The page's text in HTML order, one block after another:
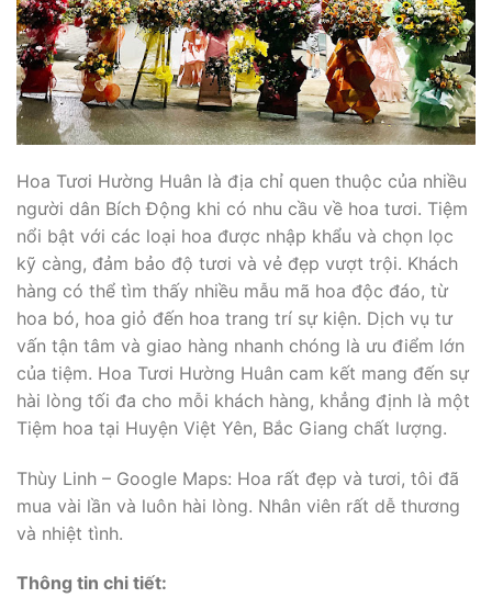
Hoa Tươi Hường Huân là địa chỉ quen thuộc của nhiều
người dân Bích Động khi có nhu cầu về hoa tươi. Tiệm
nổi bật với các loại hoa được nhập khẩu và chọn lọc
kỹ càng, đảm bảo độ tươi và vẻ đẹp vượt trội. Khách
hàng có thể tìm thấy nhiều mẫu mã hoa độc đáo, từ
hoa bó, hoa giỏ đến hoa trang trí sự kiện. Dịch vụ tư
vấn tận tâm và giao hàng nhanh chóng là ưu điểm lớn
của tiệm. Hoa Tươi Hường Huân cam kết mang đến sự
hài lòng tối đa cho mỗi khách hàng, khẳng định là một
Tiệm hoa tại Huyện Việt Yên, Bắc Giang chất lượng.
Thùy Linh – Google Maps: Hoa rất đẹp và tươi, tôi đã
mua vài lần và luôn hài lòng. Nhân viên rất dễ thương
và nhiệt tình.
Thông tin chi tiết: